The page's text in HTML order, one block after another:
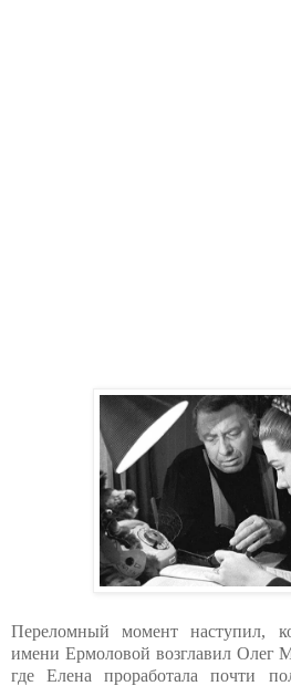
Переломный момент наступил,
имени Ермоловой возглавил Олег
где Елена проработала почти